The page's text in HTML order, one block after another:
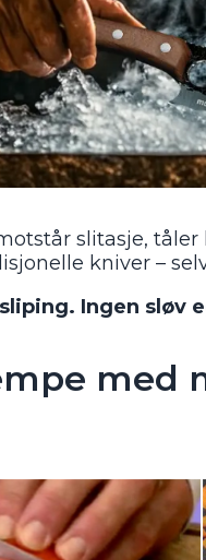
slitasje,
kniver –
Ingen sløv
med